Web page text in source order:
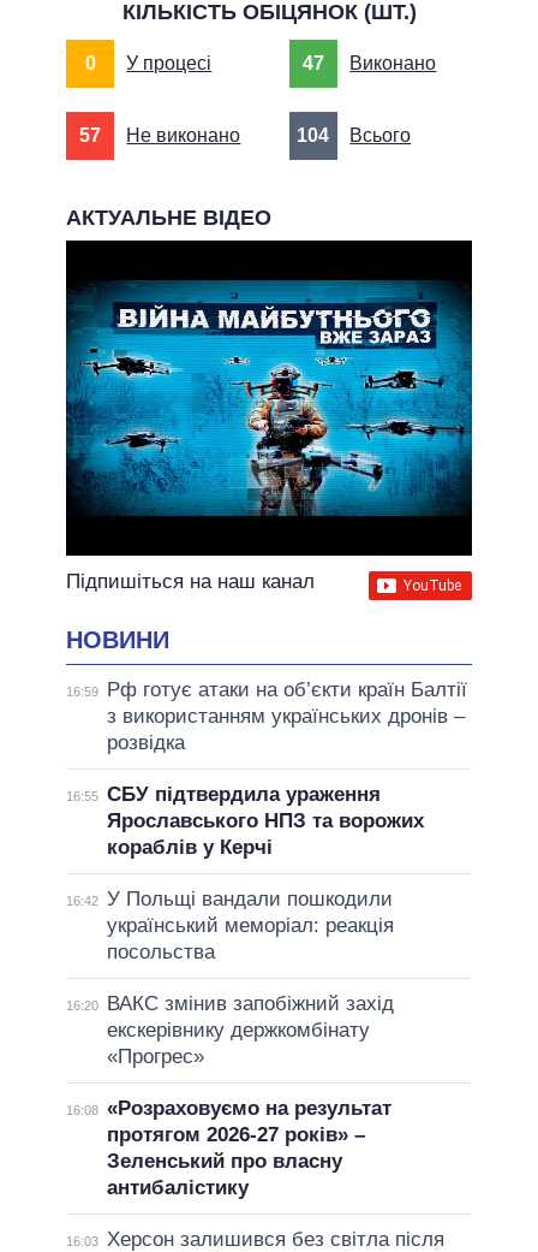
КІЛЬКІСТЬ ОБІЦЯНОК (ШТ.)
0 У процесі 47 Виконано
57 Не виконано 104 Всього
АКТУАЛЬНЕ ВІДЕО
Підпишіться на наш канал
НОВИНИ
16:59
Рф готує атаки на об’єкти країн Балтії
з використанням українських дронів –
розвідка
16:55 СБУ підтвердила ураження
Ярославського НПЗ та ворожих
кораблів у Керчі
16:42 У Польщі вандали пошкодили
український меморіал: реакція
посольства
16:20
ВАКС змінив запобіжний захід
екскерівнику держкомбінату
«Прогрес»
16:08 «Розраховуємо на результат
протягом 2026-27 років» –
Зеленський про власну
антибалістику
16:03
Херсон залишився без світла після